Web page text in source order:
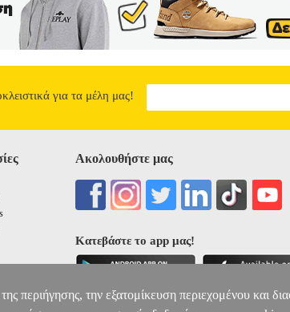
για τα μέλη μας!
Ακολουθήστε μας
Κατεβάστε το app μας!
περιήγησης, την εξατομίκευση περιεχομένου και